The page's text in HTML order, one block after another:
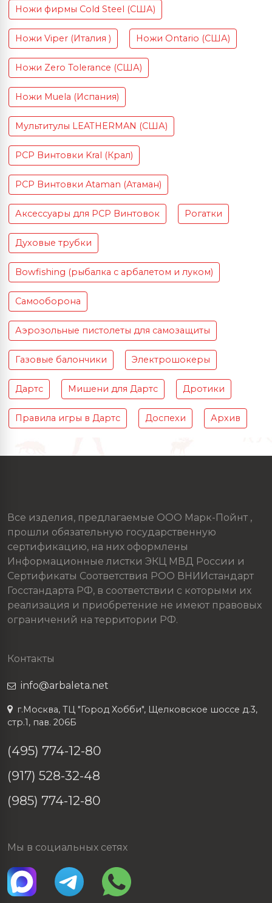
Ножи фирмы Cold Steel (США)
Ножи Viper (Италия ) Ножи Ontario (США)
Ножи Zero Tolerance (США)
Ножи Muela (Испания)
Мультитулы LEATHERMAN (США)
PCP Винтовки Kral (Крал)
PCP Винтовки Ataman (Атаман)
Аксессуары для PCP Винтовок Рогатки
Духовые трубки
Bowfishing (рыбалка с арбалетом и луком)
Самооборона
Аэрозольные пистолеты для самозащиты
Газовые балончики Электрошокеры
Дартс Мишени для Дартс Дротики
Правила игры в Дартс Доспехи Архив
Все изделия, предлагаемые ООО Марк-Пойнт ,
прошли обязательную государственную
сертификацию, на них оформлены
Информационные листки ЭКЦ МВД России и
Сертификаты Соответствия РОО ВНИИстандарт
Госстандарта РФ, в соответствии с которыми их
реализация и приобретение не имеют правовых
ограничений на территории РФ.
Контакты
info@arbaleta.net
г.Москва, ТЦ "Город Хобби", Щелковское шоссе д.3,
стр.1, пав. 206Б
(495) 774-12-80
(917) 528-32-48
(985) 774-12-80
Мы в социальных сетях